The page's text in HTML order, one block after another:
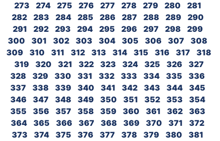
273
274 275 276 277 278 279 280
281
282
283 284 285 286 287 288 289
290
291
292 293 294 295 296 297 298
299
300
301 302 303 304 305 306 307
308
309
310 311 312 313 314 315 316 317
318
319
320 321 322 323 324 325 326
327
328
329 330 331 332 333 334 335
336
337
338 339 340 341 342 343 344
345
346
347 348 349 350 351 352 353
354
355
356 357 358 359 360 361 362
363
364
365 366 367 368 369 370 371
372
373
374 375 376 377 378 379 380
381